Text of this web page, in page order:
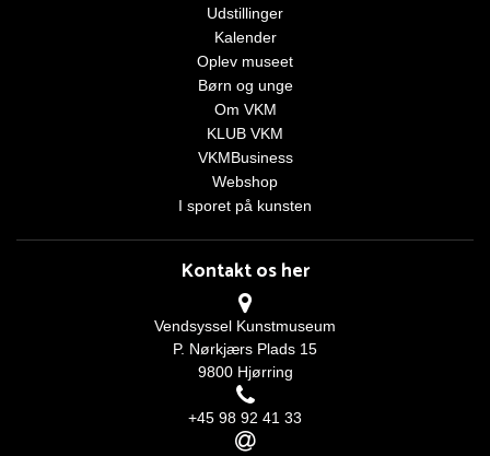
Udstillinger
Kalender
Oplev museet
Børn og unge
Om VKM
KLUB VKM
VKMBusiness
Webshop
I sporet på kunsten
Kontakt os her
Vendsyssel Kunstmuseum
P. Nørkjærs Plads 15
9800 Hjørring
+45 98 92 41 33